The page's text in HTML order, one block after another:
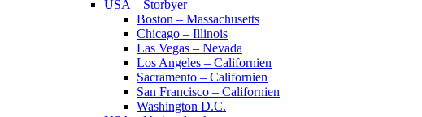
USA – Storbyer
Boston – Massachusetts
Chicago – Illinois
Las Vegas – Nevada
Los Angeles – Californien
Sacramento – Californien
San Francisco – Californien
Washington D.C.